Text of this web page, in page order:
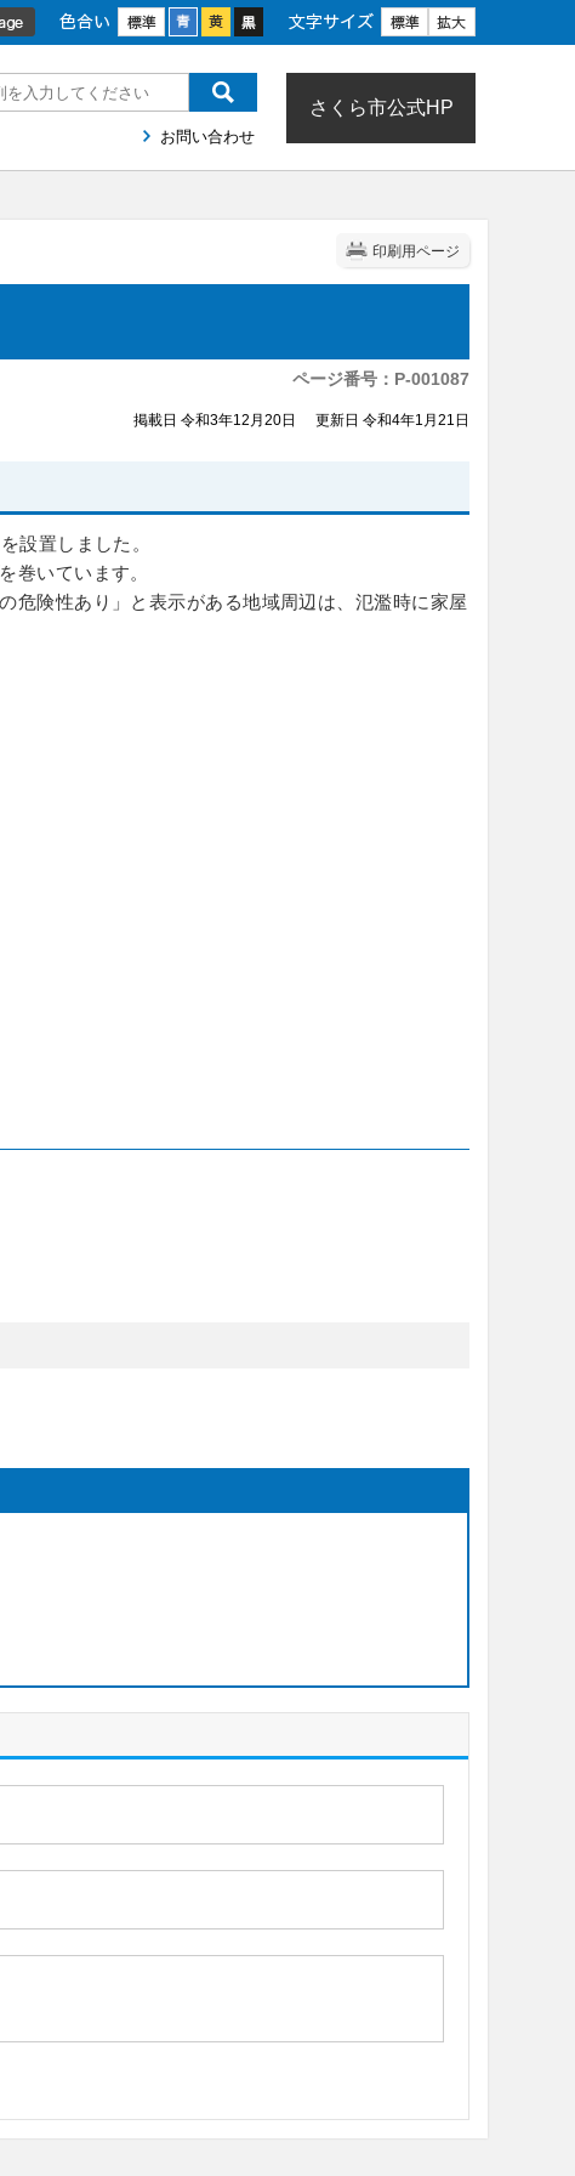
色合い 文字サイズ
さくら市公式HP
お問い合わせ
印刷用ページ
ページ番号：P-001087
掲載日 令和3年12月20日 更新日 令和4年1月21日
設置しました。
巻いています。
危険性あり」と表示がある地域周辺は、氾濫時に家屋